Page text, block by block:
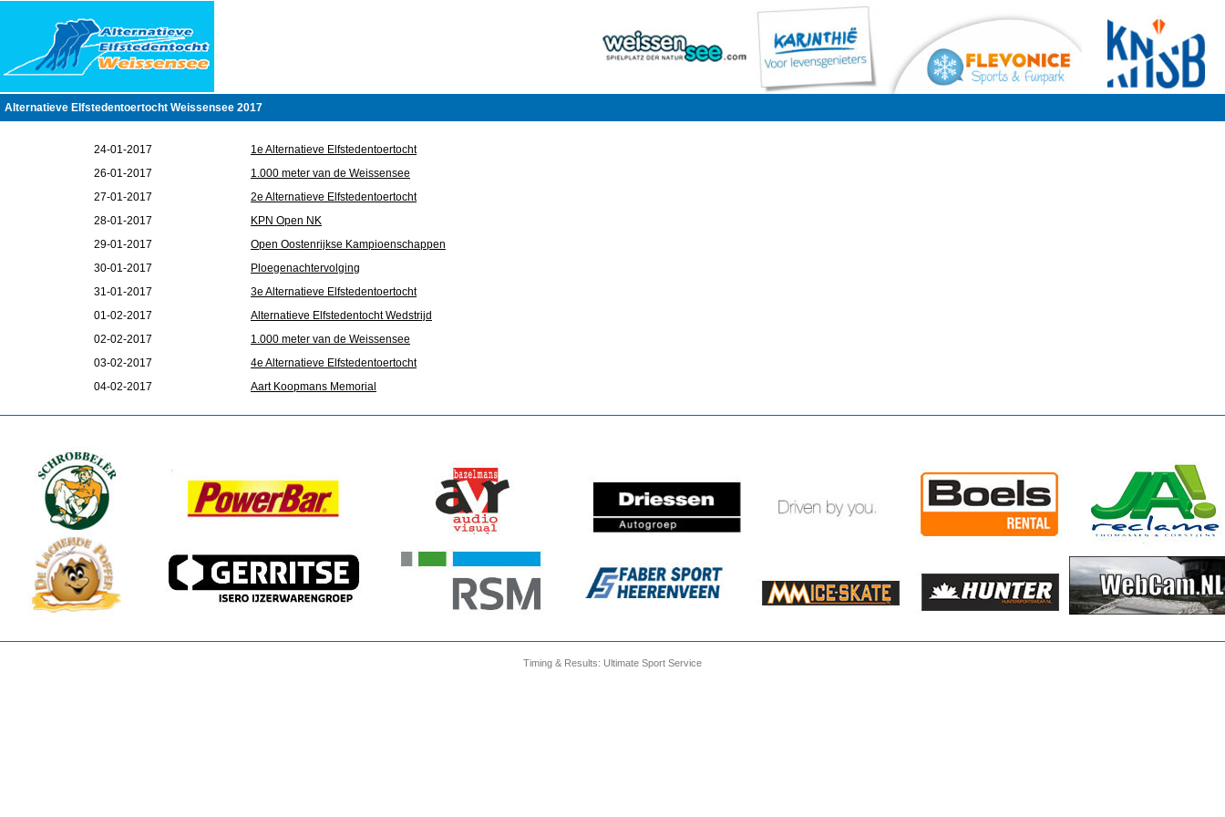
Alternatieve Elfstedentoertocht Weissensee 2017
24-01-2017
1e Alternatieve Elfstedentoertocht
26-01-2017
1.000 meter van de Weissensee
27-01-2017
2e Alternatieve Elfstedentoertocht
28-01-2017
KPN Open NK
29-01-2017
Open Oostenrijkse Kampioenschappen
30-01-2017
Ploegenachtervolging
31-01-2017
3e Alternatieve Elfstedentoertocht
01-02-2017
Alternatieve Elfstedentocht Wedstrijd
02-02-2017
1.000 meter van de Weissensee
03-02-2017
4e Alternatieve Elfstedentoertocht
04-02-2017
Aart Koopmans Memorial
Timing & Results: Ultimate Sport Service